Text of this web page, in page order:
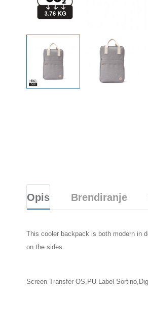
Opis Brendiranje
This cooler backpack is both modern in
on the sides.
Screen Transfer OS,PU Label